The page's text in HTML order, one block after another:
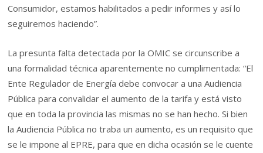
Consumidor, estamos habilitados a pedir informes y así lo
seguiremos haciendo”.
La presunta falta detectada por la OMIC se circunscribe a
una formalidad técnica aparentemente no cumplimentada: “El
Ente Regulador de Energía debe convocar a una Audiencia
Pública para convalidar el aumento de la tarifa y está visto
que en toda la provincia las mismas no se han hecho. Si bien
la Audiencia Pública no traba un aumento, es un requisito que
se le impone al EPRE, para que en dicha ocasión se le cuente